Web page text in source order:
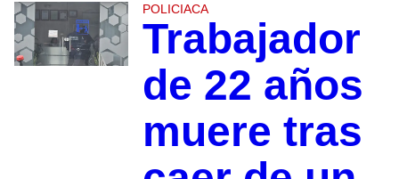
POLICIACA
Trabajador
de 22 años
muere tras